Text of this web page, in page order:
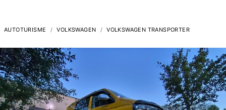
AUTOTURISME VOLKSWAGEN VOLKSWAGEN TRANSPORTER